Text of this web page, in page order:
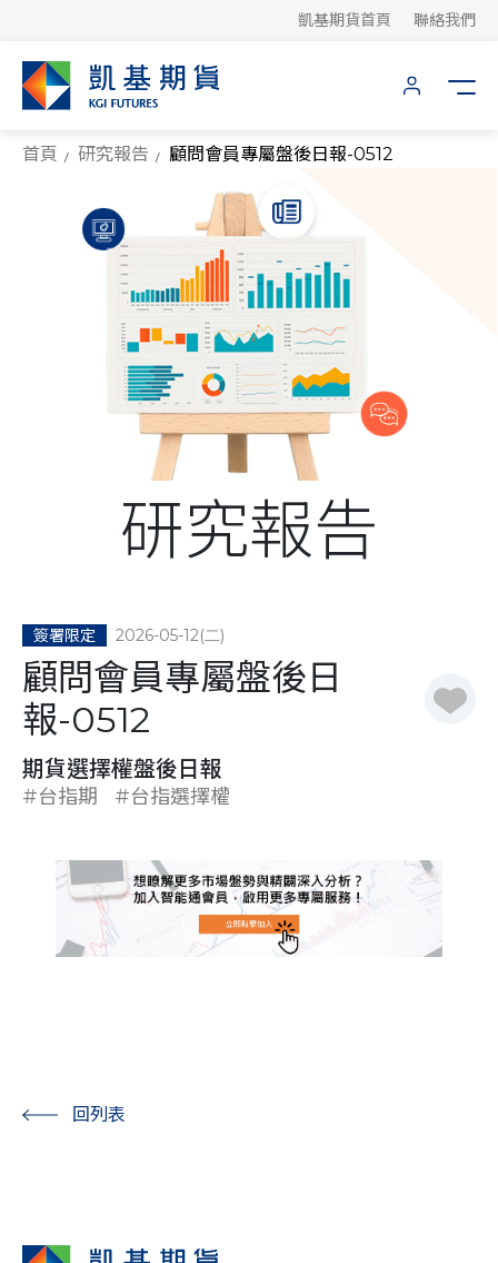
凱基期貨首頁 聯絡我們
首頁 研究報告 顧問會員專屬盤後日報-0512
研究報告
簽署限定 2026-05-12(二)
顧問會員專屬盤後日
報-0512
期貨選擇權盤後日報
#台指期 #台指選擇權
回列表